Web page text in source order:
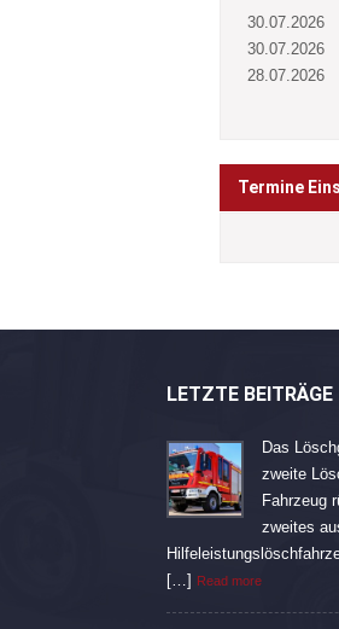
30.07.2026
30.07.2026
28.07.2026
Termine
LETZTE BEITRÄGE
Das
zweite
Fahrzeug
zweites
[…] Read more